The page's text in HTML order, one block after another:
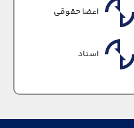
اعضا حقوقی
اسناد